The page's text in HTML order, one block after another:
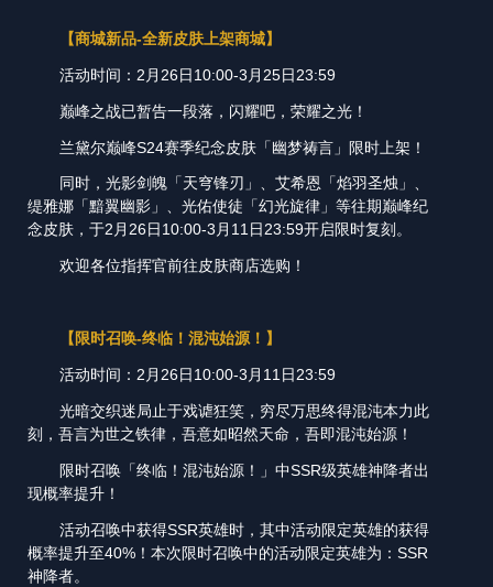
【商城新品-全新皮肤上架商城】
活动时间：2月26日10:00-3月25日23:59
巅峰之战已暂告一段落，闪耀吧，荣耀之光！
兰黛尔巅峰S24赛季纪念皮肤「幽梦祷言」限时上架！
同时，光影剑魄「天穹锋刃」、艾希恩「焰羽圣烛」、
缇雅娜「黯翼幽影」、光佑使徒「幻光旋律」等往期巅峰纪
念皮肤，于2月26日10:00-3月11日23:59开启限时复刻。
欢迎各位指挥官前往皮肤商店选购！
【限时召唤-终临！混沌始源！】
活动时间：2月26日10:00-3月11日23:59
光暗交织迷局止于戏谑狂笑，穷尽万思终得混沌本力此
刻，吾言为世之铁律，吾意如昭然天命，吾即混沌始源！
限时召唤「终临！混沌始源！」中SSR级英雄神降者出
现概率提升！
活动召唤中获得SSR英雄时，其中活动限定英雄的获得
概率提升至40%！本次限时召唤中的活动限定英雄为：SSR
神降者。